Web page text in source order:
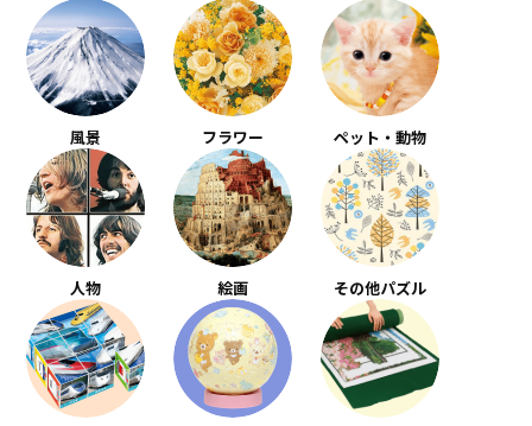
風景 フラワー ペット・動物
人物 絵画 その他パズル